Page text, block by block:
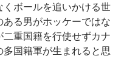
くボールを追いかける世
る男がホッケーではな
重国籍を行使せずカナ
国籍軍が生まれると思